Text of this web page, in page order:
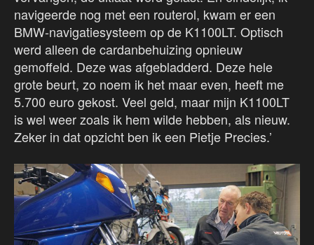
navigeerde nog met een routerol, kwam er een
BMW-navigatiesysteem op de K1100LT. Optisch
werd alleen de cardanbehuizing opnieuw
gemoffeld. Deze was afgebladderd. Deze hele
grote beurt, zo noem ik het maar even, heeft me
5.700 euro gekost. Veel geld, maar mijn K1100LT
is wel weer zoals ik hem wilde hebben, als nieuw.
Zeker in dat opzicht ben ik een Pietje Precies.’